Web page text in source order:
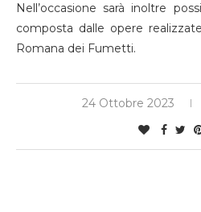
Nell’occasione sarà inoltre
composta dalle opere
Romana dei Fumetti.
24 Ottobre 2023